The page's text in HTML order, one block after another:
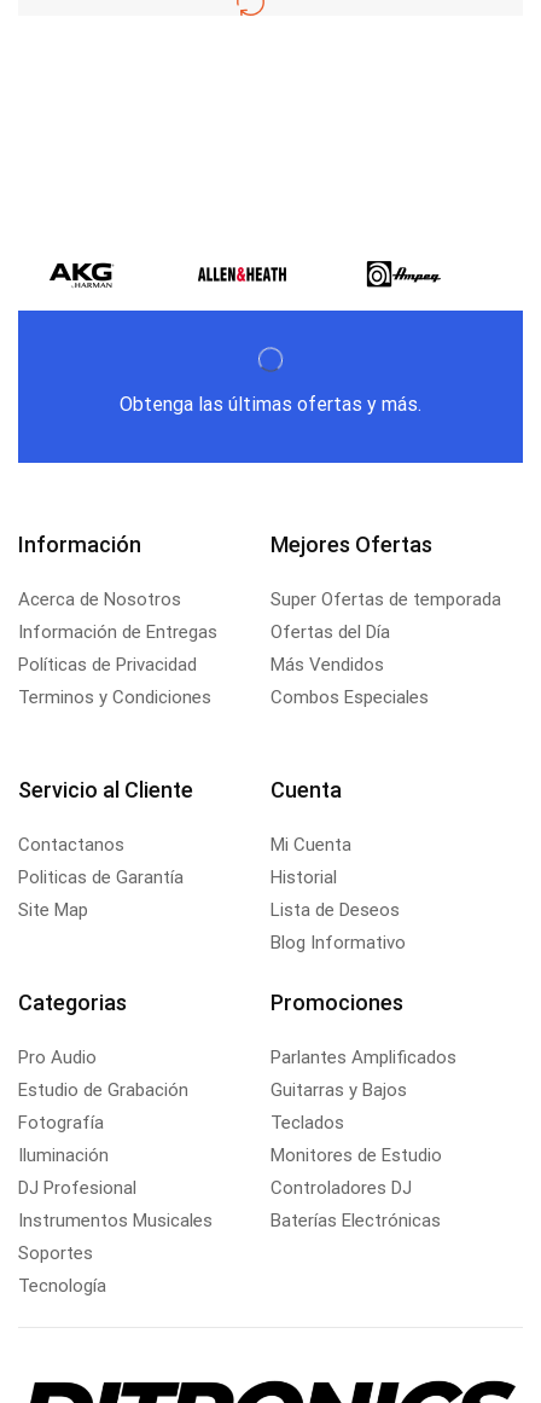
Obtenga las últimas ofertas y más.
Información
Acerca de Nosotros
Información de Entregas
Políticas de Privacidad
Terminos y Condiciones
Mejores Ofertas
Super Ofertas de temporada
Ofertas del Día
Más Vendidos
Combos Especiales
Servicio al Cliente
Contactanos
Politicas de Garantía
Site Map
Cuenta
Mi Cuenta
Historial
Lista de Deseos
Blog Informativo
Categorias
Pro Audio
Estudio de Grabación
Fotografía
Iluminación
DJ Profesional
Instrumentos Musicales
Soportes
Tecnología
Promociones
Parlantes Amplificados
Guitarras y Bajos
Teclados
Monitores de Estudio
Controladores DJ
Baterías Electrónicas